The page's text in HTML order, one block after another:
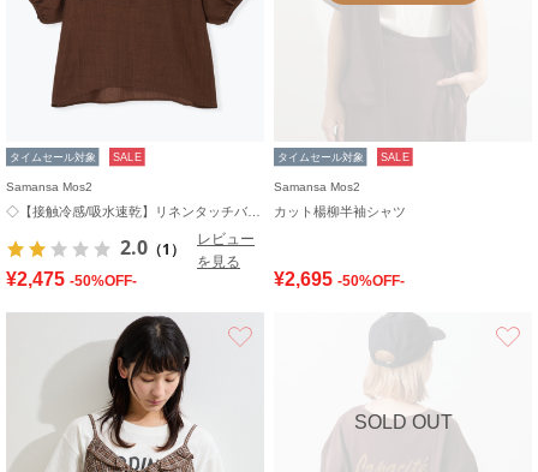
タイムセール対象 SALE
Samansa Mos2
2.0 （1）
レビュー
を見る
¥2,475 -50%OFF-
タイムセール対象 SALE
Samansa Mos2
カット楊柳半袖シャツ
¥2,695 -50%OFF-
SOLD OUT